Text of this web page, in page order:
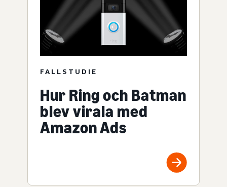
FALLSTUDIE
Hur Ring och Batman
blev virala med
Amazon Ads